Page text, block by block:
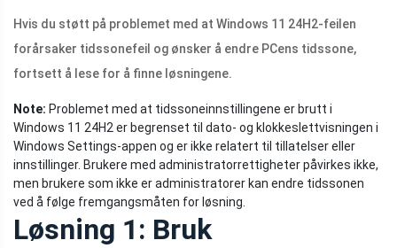
Hvis du støtt på problemet med at Windows 11 24H2-feilen
forårsaker tidssonefeil og ønsker å endre PCens tidssone,
fortsett å lese for å finne løsningene.
Note: Problemet med at tidssoneinnstillingene er brutt i
Windows 11 24H2 er begrenset til dato- og klokkeslettvisningen i
Windows Settings-appen og er ikke relatert til tillatelser eller
innstillinger. Brukere med administratorrettigheter påvirkes ikke,
men brukere som ikke er administratorer kan endre tidssonen
ved å følge fremgangsmåten for løsning.
Løsning 1: Bruk